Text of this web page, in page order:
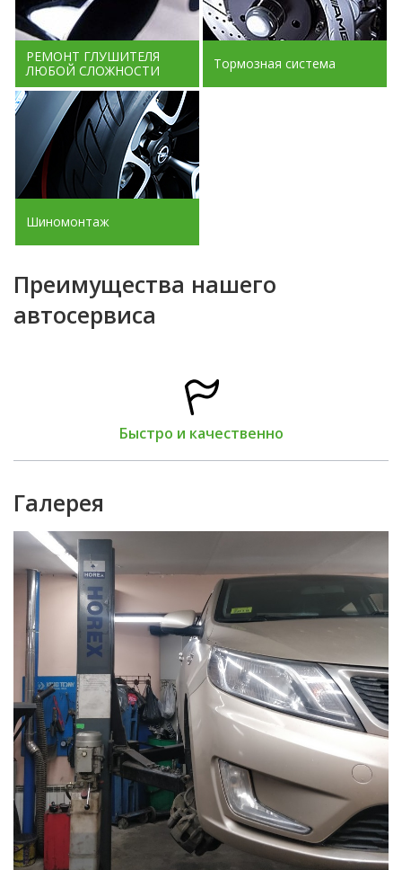
РЕМОНТ ГЛУШИТЕЛЯ
ЛЮБОЙ СЛОЖНОСТИ
Тормозная система
Шиномонтаж
Преимущества нашего
автосервиса
Быстро и качественно
Галерея